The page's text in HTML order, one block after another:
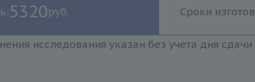
5320руб. Сроки
исследования указан без учета дня